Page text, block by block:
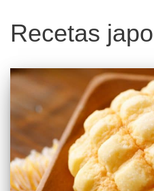
Recetas